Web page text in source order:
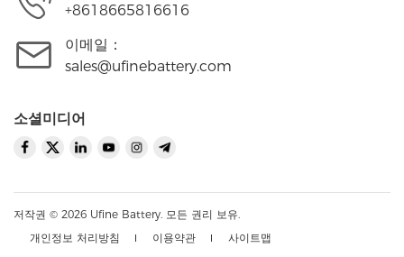
+8618665816616
이메일：
sales@ufinebattery.com
소셜미디어
저작권 © 2026 Ufine Battery. 모든 권리 보유.
개인정보 처리방침
이용약관 사이트맵